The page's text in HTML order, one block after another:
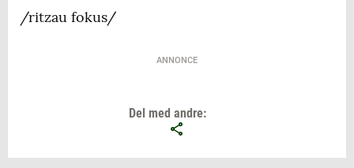
/ritzau fokus/
ANNONCE
Del med andre: